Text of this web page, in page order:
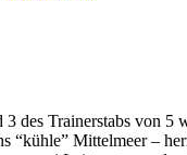
3 des Trainerstabs von 5
“kühle” Mittelmeer –